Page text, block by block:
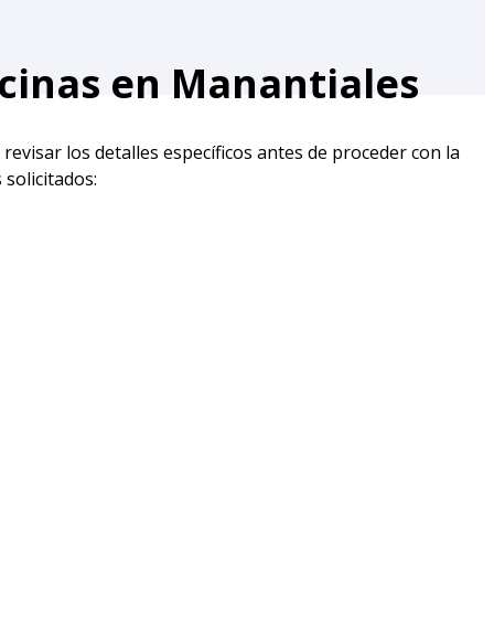
en Manantiales
los detalles específicos antes de proceder con la